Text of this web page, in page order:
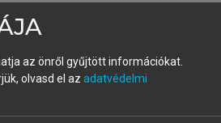
hozz létre új fiókot.
automatikusan
az önről gyűjtött információkat.
olvasd el az adatvédelmi